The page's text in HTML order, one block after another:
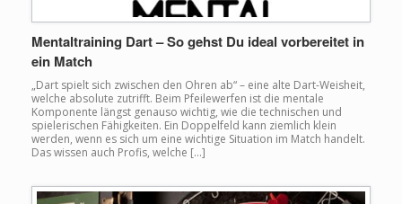
Mentaltraining Dart – So gehst Du ideal vorbereitet in
ein Match
„Dart spielt sich zwischen den Ohren ab“ – eine alte Dart-Weisheit,
welche absolute zutrifft. Beim Pfeilewerfen ist die mentale
Komponente längst genauso wichtig, wie die technischen und
spielerischen Fähigkeiten. Ein Doppelfeld kann ziemlich klein
werden, wenn es sich um eine wichtige Situation im Match handelt.
Das wissen auch Profis, welche […]